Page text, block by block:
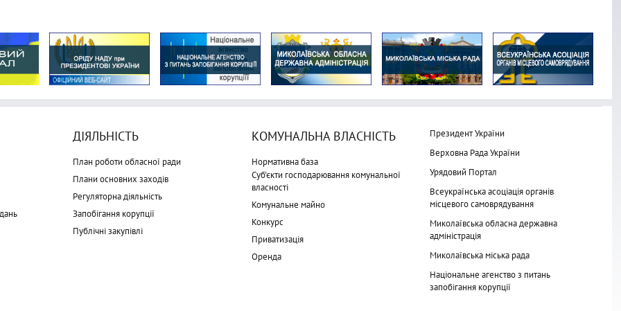
ДІЯЛЬНІСТЬ
План роботи обласної ради
Плани основних заходів
Регуляторна діяльність
Запобігання корупції
Публічні закупівлі
КОМУНАЛЬНА ВЛАСНІСТЬ
Нормативна база
Суб'єкти господарювання комунальної
власності
Комунальне майно
Конкурс
Приватизація
Оренда
Президент України
Верховна Рада України
Урядовий Портал
Всеукраїнська асоціація органів
місцевого самоврядування
Миколаївська обласна державна
адміністрація
Миколаївська міська рада
Національне агенство з питань
запобігання корупції